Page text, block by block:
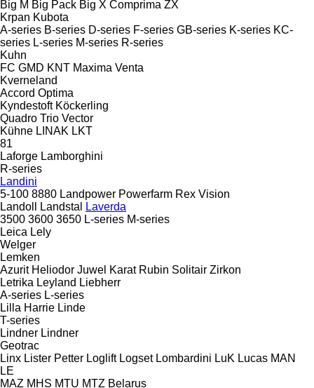
Big M Big Pack Big X Comprima ZX
Krpan Kubota
A-series B-series D-series F-series GB-series K-series KC-
series L-series M-series R-series
Kuhn
FC GMD KNT Maxima Venta
Kverneland
Accord Optima
Kyndestoft Köckerling
Quadro Trio Vector
Kühne LINAK LKT
81
Laforge Lamborghini
R-series
Landini
5-100 8880 Landpower Powerfarm Rex Vision
Landoll
Landstal
Laverda
3500 3600 3650 L-series M-series
Leica Lely
Welger
Lemken
Azurit Heliodor Juwel Karat Rubin Solitair Zirkon
Letrika Leyland Liebherr
A-series L-series
Lilla Harrie Linde
T-series
Lindner Lindner
Geotrac
Linx Lister Petter Loglift Logset Lombardini LuK Lucas MAN
LE
MAZ MHS MTU MTZ Belarus